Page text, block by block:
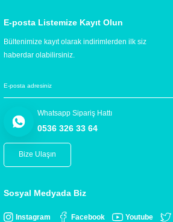
E-posta Listemize Kayıt Olun
Bültenimize kayıt olarak indirimlerden ilk siz
haberdar olabilirsiniz.
Whatsapp Sipariş Hattı
0536 326 33 64
Bize Ulaşın
Sosyal Medyada Biz
Instagram Facebook Youtube